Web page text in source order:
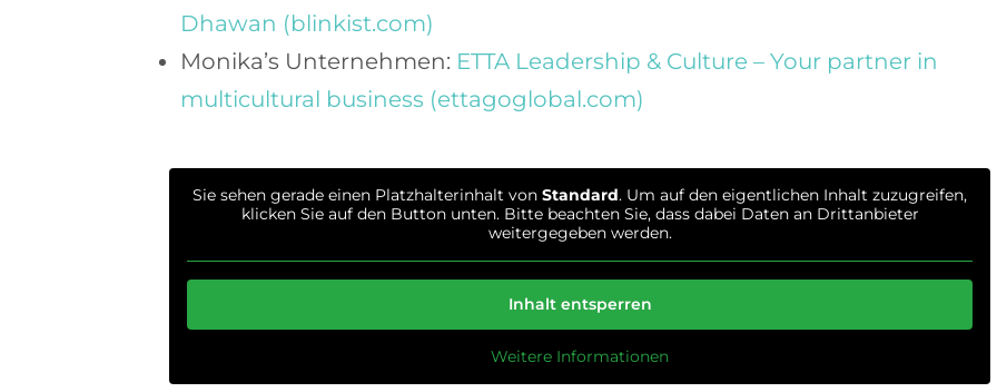
Dhawan (blinkist.com)
Monika’s Unternehmen: ETTA Leadership & Culture – Your partner in
multicultural business (ettagoglobal.com)
Sie sehen gerade einen Platzhalterinhalt von Standard. Um auf den eigentlichen Inhalt zuzugreifen,
klicken Sie auf den Button unten. Bitte beachten Sie, dass dabei Daten an Drittanbieter
weitergegeben werden.
Inhalt entsperren
Weitere Informationen